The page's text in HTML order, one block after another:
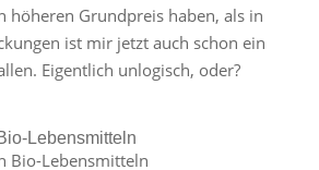
höheren Grundpreis haben, als in
ist mir jetzt auch schon ein
Eigentlich unlogisch, oder?
Lebensmitteln